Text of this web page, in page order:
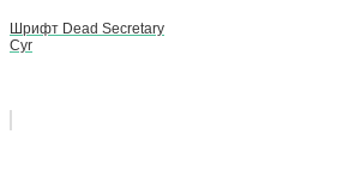
Шрифт Dead Secretary
Cyr